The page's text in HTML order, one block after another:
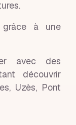
grâce à une
avec des
découvrir
Uzès, Pont